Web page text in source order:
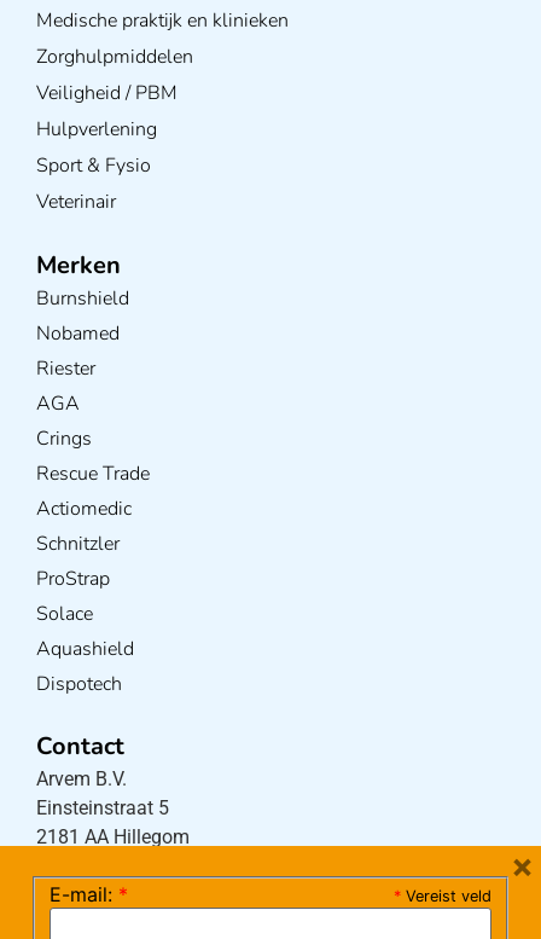
Medische praktijk en klinieken
Zorghulpmiddelen
Veiligheid / PBM
Hulpverlening
Sport & Fysio
Veterinair
Merken
Burnshield
Nobamed
Riester
AGA
Crings
Rescue Trade
Actiomedic
Schnitzler
ProStrap
Solace
Aquashield
Dispotech
Contact
Arvem B.V.
Einsteinstraat 5
2181 AA Hillegom
* Vereist veld
E-mail: *
×